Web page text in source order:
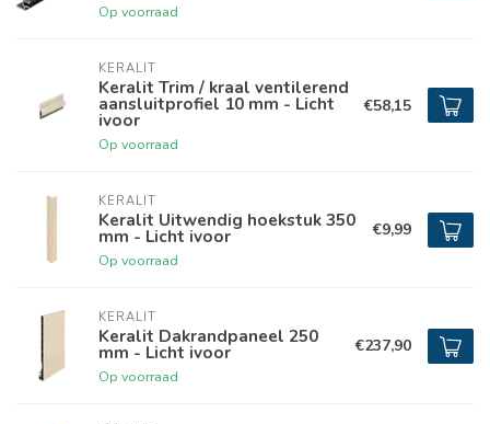
Op voorraad
KERALIT
Keralit Trim / kraal ventilerend
aansluitprofiel 10 mm - Licht
ivoor
Op voorraad
€58,15
KERALIT
Keralit Uitwendig hoekstuk 350
mm - Licht ivoor
Op voorraad
€9,99
KERALIT
Keralit Dakrandpaneel 250
mm - Licht ivoor
Op voorraad
€237,90